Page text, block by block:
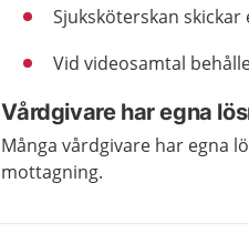
Sjuksköterskan
Vid videosamtal
Vårdgivare har egna
Många vårdgivare har egna
mottagning.